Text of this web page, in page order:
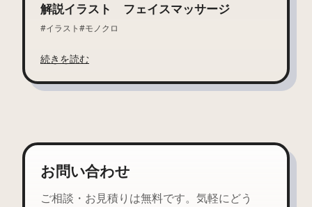
解説イラスト フェイスマッサージ
#イラスト#モノクロ
続きを読む
お問い合わせ
ご相談・お見積りは無料です。気軽にどう